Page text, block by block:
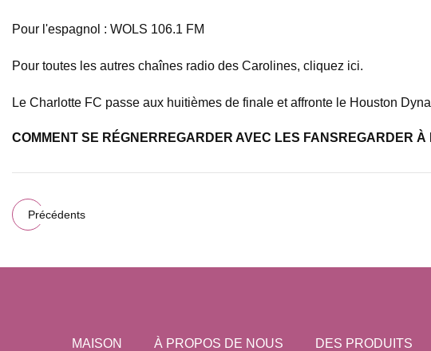
Pour l'espagnol : WOLS 106.1 FM
Pour toutes les autres chaînes radio des Carolines, cliquez ici.
Le Charlotte FC passe aux huitièmes de finale et affronte le Houston
COMMENT SE RÉGNER REGARDER AVEC LES FANS REGARDER À
Précédents
MAISON À PROPOS DE NOUS DES PRODUITS